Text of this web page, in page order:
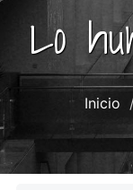
Lo
Inicio